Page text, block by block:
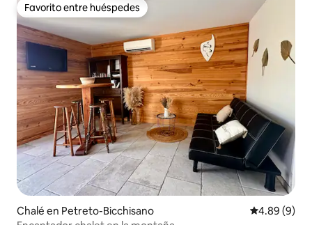
Favorito entre huéspedes
Favorito entre huéspedes
Chalé en Petreto-Bicchisano Calificación
4.89 (9)